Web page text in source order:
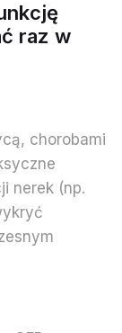
raz w
chorobami
nerek (np.